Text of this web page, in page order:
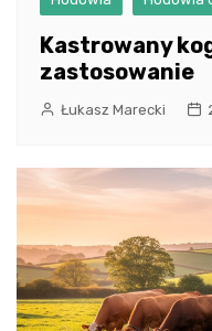
Kastrowany
zastosowanie
Łukasz Marecki